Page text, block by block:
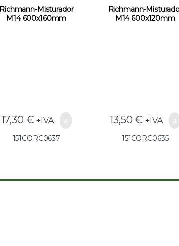
Construção,Outras
Ferramentas
Richmann-Misturador
M14 600x160mm
17,30 € +IVA
151CORC0637
Construção,Outras
Ferramentas
Richmann-
M14 600x120mm
13,50€ +IVA
151CORC0635